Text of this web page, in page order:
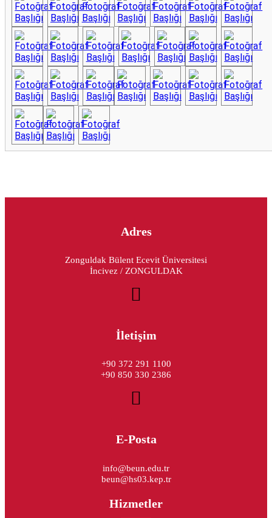
Adres
Zonguldak Bülent Ecevit Üniversitesi
İncivez / ZONGULDAK
İletişim
+90 372 291 1100
+90 850 330 2386
E-Posta
info@beun.edu.tr
beun@hs03.kep.tr
Hizmetler